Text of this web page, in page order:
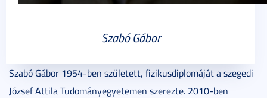
Szabó Gábor
Szabó Gábor 1954-ben született, fizikusdiplomáját a szegedi
József Attila Tudományegyetemen szerezte. 2010-ben